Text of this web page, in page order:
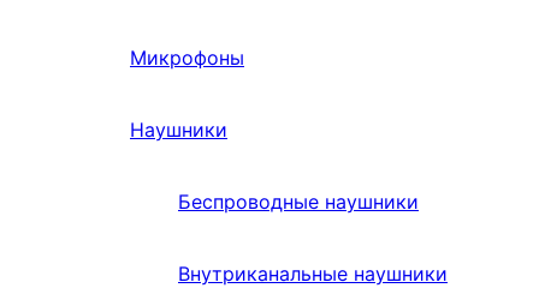
Микрофоны
Наушники
Беспроводные наушники
Внутриканальные наушники